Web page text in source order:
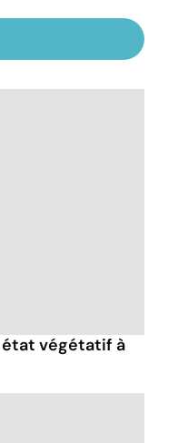
état végétatif à